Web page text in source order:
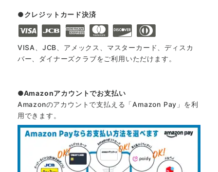
クレジットカード決済
VISA、JCB、アメックス、マスターカード、ディスカ
バー、ダイナーズクラブをご利用いただけます。
Amazonアカウントでお支払い
Amazonのアカウントで支払える「Amazon Pay」を利
用できます。